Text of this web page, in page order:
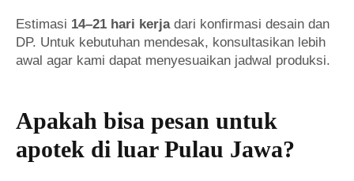
Estimasi 14–21 hari kerjadari konfirmasi desain dan
DP. Untuk kebutuhan mendesak, konsultasikan lebih
awal agar kami dapat menyesuaikan jadwal produksi.
Apakah bisa pesan untuk
apotek di luar Pulau Jawa?